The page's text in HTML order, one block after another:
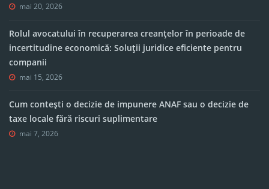
mai 20, 2026
Rolul avocatului în recuperarea creanțelor în perioade de
incertitudine economică: Soluții juridice eficiente pentru
companii
mai 15, 2026
Cum contești o decizie de impunere ANAF sau o decizie de
taxe locale fără riscuri suplimentare
mai 7, 2026